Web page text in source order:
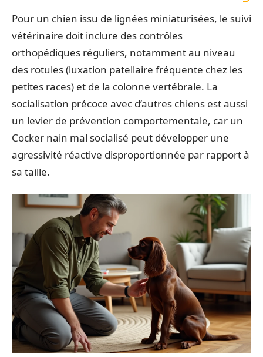
Pour un chien issu de lignées miniaturisées, le suivi
vétérinaire doit inclure des contrôles
orthopédiques réguliers, notamment au niveau
des rotules (luxation patellaire fréquente chez les
petites races) et de la colonne vertébrale. La
socialisation précoce avec d’autres chiens est aussi
un levier de prévention comportementale, car un
Cocker nain mal socialisé peut développer une
agressivité réactive disproportionnée par rapport à
sa taille.